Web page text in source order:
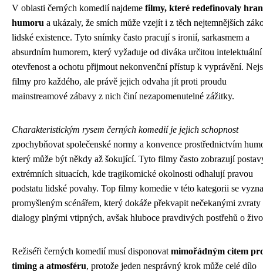
V oblasti černých komedií najdeme filmy, které redefinovaly
humoru a ukázaly, že smích může vzejít i z těch nejtemnějších
lidské existence. Tyto snímky často pracují s ironií, sarkasmem a
absurdním humorem, který vyžaduje od diváka určitou intelektuální
otevřenost a ochotu přijmout nekonvenční přístup k vyprávění.
filmy pro každého, ale právě jejich odvaha jít proti proudu
mainstreamové zábavy z nich činí nezapomenutelné zážitky.
Charakteristickým rysem černých komedií je jejich schopnost
zpochybňovat společenské normy a konvence prostřednictvím
který může být někdy až šokující. Tyto filmy často zobrazují
extrémních situacích, kde tragikomické okolnosti odhalují pravou
podstatu lidské povahy. Top filmy komedie v této kategorii se
promyšleným scénářem, který dokáže překvapit nečekanými zvraty
dialogy plnými vtipných, avšak hluboce pravdivých postřehů o
Režiséři černých komedií musí disponovat mimořádným citem
timing a atmosféru, protože jeden nesprávný krok může celé dílo